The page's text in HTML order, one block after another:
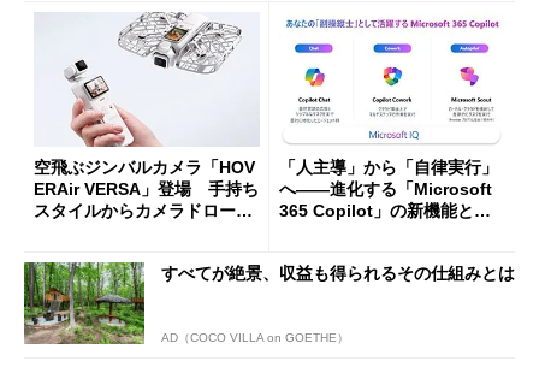
空飛ぶジンバルカメラ「HOV
ERAir VERSA」登場 手持ち
スタイルからカメラドローン
「人主導」から「自律実行」
へ――進化する「Microsoft
365 Copilot」の新機能とエ
すべてが絶景、収益も得られるその仕組みとは
AD（COCO VILLA on GOETHE）